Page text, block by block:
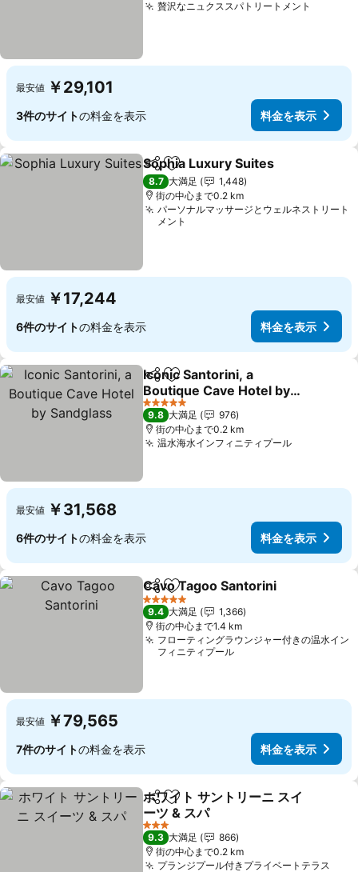
贅沢なニュクススパトリートメント
最安値 ￥29,101
3件のサイトの料金を表示 料金を表示
シェアお気に入りに追加
Sophia Luxury Suites
8.7 大満足
1,448
街の中心まで0.2 km
パーソナルマッサージとウェルネストリート
メント
最安値 ￥17,244
6件のサイトの料金を表示 料金を表示
シェアお気に入りに追加
Iconic Santorini, a
Boutique Cave Hotel by
Sandglass
5 ホテルのランク
9.8 大満足
976
街の中心まで0.2 km
温水海水インフィニティプール
最安値 ￥31,568
6件のサイトの料金を表示 料金を表示
シェアお気に入りに追加
Cavo Tagoo Santorini
5 ホテルのランク
9.4 大満足
1,366
街の中心まで1.4 km
フローティングラウンジャー付きの温水イン
フィニティプール
最安値 ￥79,565
7件のサイトの料金を表示 料金を表示
シェアお気に入りに追加
ホワイト サントリーニ スイ
ーツ & スパ
3 ホテルのランク
9.3 大満足
866
街の中心まで0.2 km
プランジプール付きプライベートテラス